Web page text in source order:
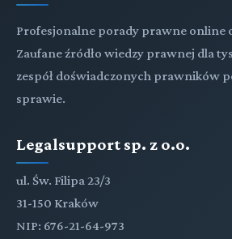
Profesjonalne porady prawne online
Zaufane źródło wiedzy prawnej dla
zespół doświadczonych prawników
sprawie.
Legalsupport sp. z o.o.
ul. Św. Filipa 23/3
31-150 Kraków
NIP: 676-21-64-973